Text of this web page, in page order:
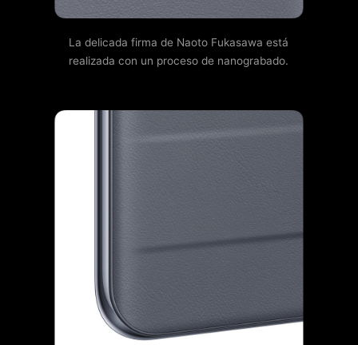
La delicada firma de Naoto Fukasawa está
realizada con un proceso de nanograbado.